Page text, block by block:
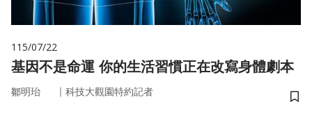
115/07/22
基因不是命運 你的生活習慣正在改寫身體劇本
鄒明珆 ｜ 科技大觀園特約記者
儲